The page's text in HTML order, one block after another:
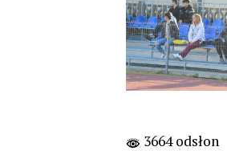
3664 odsłon